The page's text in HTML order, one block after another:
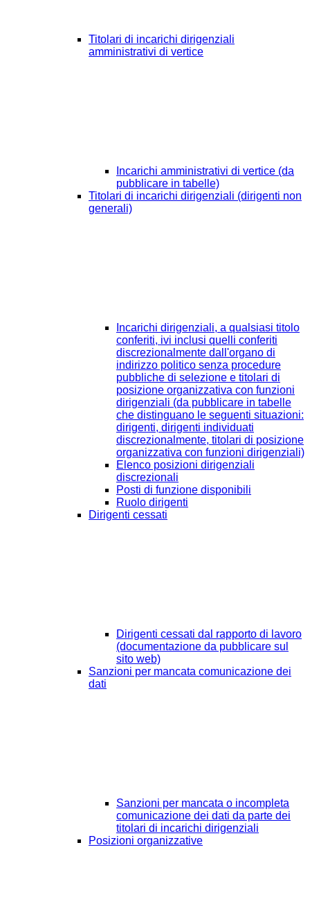
Titolari di incarichi dirigenziali
amministrativi di vertice
Incarichi amministrativi di vertice (da
pubblicare in tabelle)
Titolari di incarichi dirigenziali (dirigenti non
generali)
Incarichi dirigenziali, a qualsiasi titolo
conferiti, ivi inclusi quelli conferiti
discrezionalmente dall'organo di
indirizzo politico senza procedure
pubbliche di selezione e titolari di
posizione organizzativa con funzioni
dirigenziali (da pubblicare in tabelle
che distinguano le seguenti situazioni:
dirigenti, dirigenti individuati
discrezionalmente, titolari di posizione
organizzativa con funzioni dirigenziali)
Elenco posizioni dirigenziali
discrezionali
Posti di funzione disponibili
Ruolo dirigenti
Dirigenti cessati
Dirigenti cessati dal rapporto di lavoro
(documentazione da pubblicare sul
sito web)
Sanzioni per mancata comunicazione dei
dati
Sanzioni per mancata o incompleta
comunicazione dei dati da parte dei
titolari di incarichi dirigenziali
Posizioni organizzative